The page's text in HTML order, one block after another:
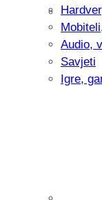
Audio,
Savjeti
Igre,